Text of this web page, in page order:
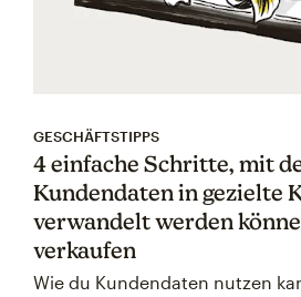
GESCHÄFTSTIPPS
4 einfache Schritte, mit
Kundendaten in gezielte
verwandelt werden
verkaufen
Wie du Kundendaten nutzen